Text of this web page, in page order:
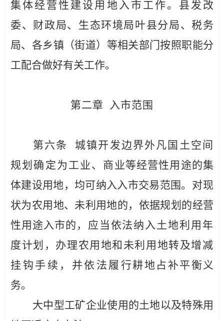
集体经营性建设用地入市工作。 县发 改
委、财政局、生态环境局叶县分局、税务
局、各乡镇（街道） 等相关部门按照职能分
工配合做好有关工作。
第二章 入市范围
第六条
城镇开发边界外凡国土空间
规划 确定为工业、 商业等经营性用途的集
体建设用地，均可纳入入市交易范围。 对现
状为农用地、未利用地的，依据规划的经营
性用途入市的 ， 应当依法纳入土地利用年
度计划，办理农用地和未利用地转及增减
挂钩手续，并依法履 行耕地占补平衡义
务。
大中型工矿企业使用的土地以及特殊用